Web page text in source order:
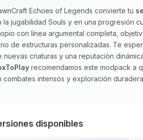
Echoes of Legends convierte tu
la jugabilidad Souls y en una progresión
con línea argumental completa,
de estructuras personalizadas. Te
nuevas criaturas y una reputación
recomendamos este modpack a
combates intensos y exploración
disponibles